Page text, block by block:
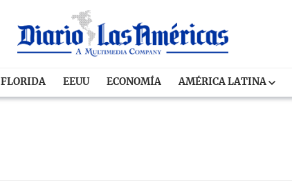
FLORIDA EEUU ECONOMÍA AMÉRICA LATINA